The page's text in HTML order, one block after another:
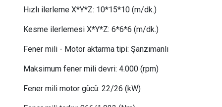
Hızlı ilerleme X*Y*Z: 10*15*10 (m/dk.)
Kesme ilerlemesi X*Y*Z: 6*6*6 (m/dk.)
Fener mili - Motor aktarma tipi: Şanzımanlı
Maksimum fener mili devri: 4.000 (rpm)
Fener mili motor gücü: 22/26 (kW)